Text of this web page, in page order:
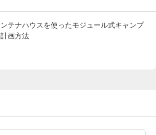
ンテナハウスを使ったモジュール式キャンプ
画方法